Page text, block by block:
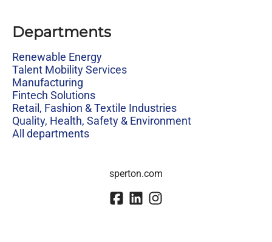
Departments
Renewable Energy
Talent Mobility Services
Manufacturing
Fintech Solutions
Retail, Fashion & Textile Industries
Quality, Health, Safety & Environment
All departments
sperton.com